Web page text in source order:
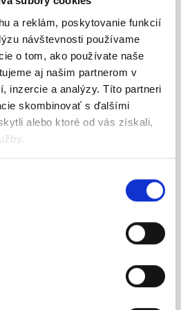
a reklám, poskytovanie funkcií
návštevnosti používame
o tom, ako používate naše
aj našim partnerom v
inzercie a analýzy. Títo partneri
skombinovať s ďalšími
alebo ktoré od vás získali,
Manipulačný
výrobe
do výroby.
29.07.2026
Manipulačný